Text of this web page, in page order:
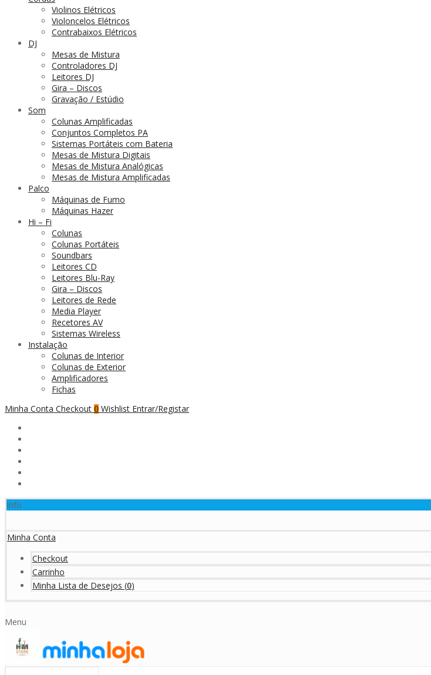
Violinos Elétricos
Violoncelos Elétricos
Contrabaixos Elétricos
DJ
Mesas de Mistura
Controladores DJ
Leitores DJ
Gira – Discos
Gravação / Estúdio
Som
Colunas Amplificadas
Conjuntos Completos PA
Sistemas Portáteis com Bateria
Mesas de Mistura Digitais
Mesas de Mistura Analógicas
Mesas de Mistura Amplificadas
Palco
Máquinas de Fumo
Máquinas Hazer
Hi – Fi
Colunas
Colunas Portáteis
Soundbars
Leitores CD
Leitores Blu-Ray
Gira – Discos
Leitores de Rede
Media Player
Recetores AV
Sistemas Wireless
Instalação
Colunas de Interior
Colunas de Exterior
Amplificadores
Fichas
Minha Conta Checkout 0 Wishlist Entrar/Registar
Info
Minha Conta
Checkout
Carrinho
Minha Lista de Desejos (0)
Menu